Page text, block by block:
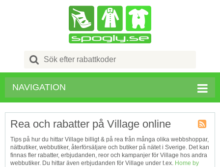
Search
for:
NAVIGATION
Tagg
RSS
Rea och rabatter på Village online
Tips på hur du hittar Village billigt & på rea från många olika webbshoppar,
nätbutiker, webbutiker, återförsäljare och butiker på nätet i Sverige. Det kan
finnas fler rabatter, erbjudanden, reor och kampanjer för Village hos andra
webbutiker. Du hittar även erbjudanden för Village under t.ex. Home by